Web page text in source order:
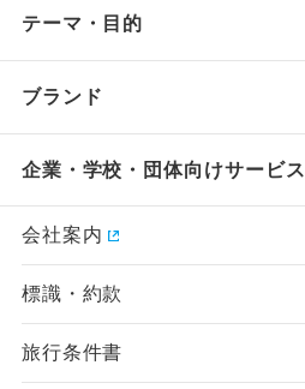
テーマ・目的
ブランド
企業・学校・団体向けサービス
会社案内
標識・約款
旅行条件書